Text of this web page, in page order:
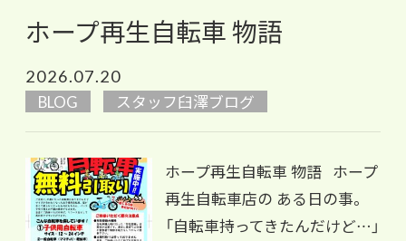
ホープ再生自転車 物語
2026.07.20
BLOG スタッフ臼澤ブログ
ホープ再生自転車 物語 ホープ
再生自転車店の ある日の事。
「自転車持ってきたんだけど…」